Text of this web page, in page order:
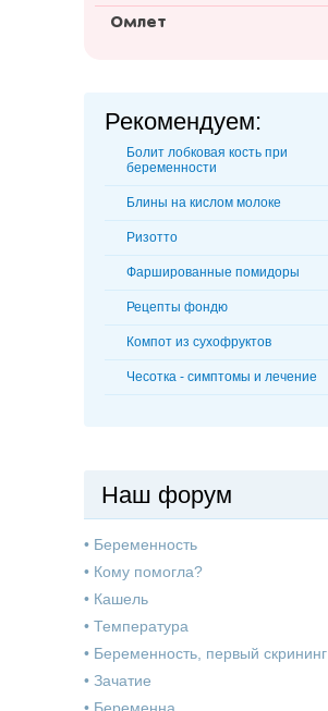
Омлет
Рекомендуем:
Болит лобковая кость при
беременности
Блины на кислом молоке
Ризотто
Фаршированные помидоры
Рецепты фондю
Компот из сухофруктов
Чесотка - симптомы и лечение
Наш форум
• Беременность
• Кому помогла?
• Кашель
• Температура
• Беременность, первый скрининг
• Зачатие